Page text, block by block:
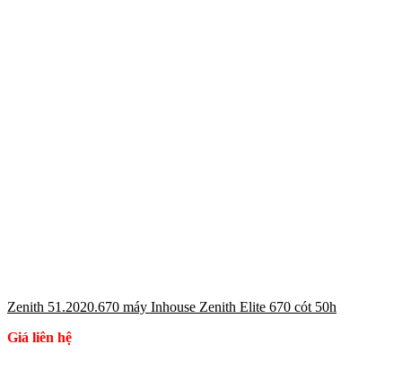
Zenith 51.2020.670 máy Inhouse Zenith Elite 670 cót 50h
Giá liên hệ